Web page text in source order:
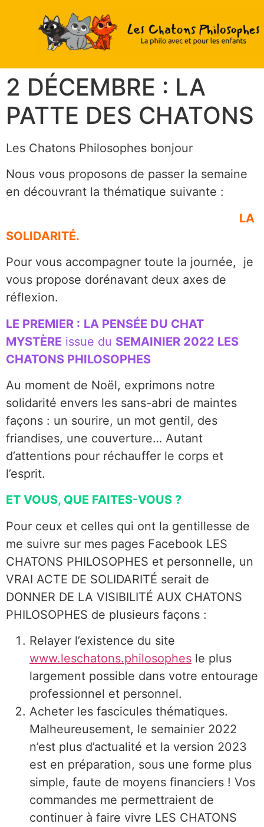
2 DÉCEMBRE : LA
PATTE DES CHATONS
Les Chatons Philosophes bonjour
Nous vous proposons de passer la semaine
en découvrant la thématique suivante :
LA
SOLIDARITÉ.
Pour vous accompagner toute la journée, je
vous propose dorénavant deux axes de
réflexion.
LE PREMIER : LA PENSÉE DU CHAT
MYSTÈRE issue du SEMAINIER 2022 LES
CHATONS PHILOSOPHES
Au moment de Noël, exprimons notre
solidarité envers les sans-abri de maintes
façons : un sourire, un mot gentil, des
friandises, une couverture… Autant
d’attentions pour réchauffer le corps et
l’esprit.
ET VOUS, QUE FAITES-VOUS ?
Pour ceux et celles qui ont la gentillesse de
me suivre sur mes pages Facebook LES
CHATONS PHILOSOPHES et personnelle, un
VRAI ACTE DE SOLIDARITÉ serait de
DONNER DE LA VISIBILITÉ AUX CHATONS
PHILOSOPHES de plusieurs façons :
Relayer l’existence du site
www.leschatons.philosophes le plus
largement possible dans votre entourage
professionnel et personnel.
Acheter les fascicules thématiques.
Malheureusement, le semainier 2022
n’est plus d’actualité et la version 2023
est en préparation, sous une forme plus
simple, faute de moyens financiers ! Vos
commandes me permettraient de
continuer à faire vivre LES CHATONS